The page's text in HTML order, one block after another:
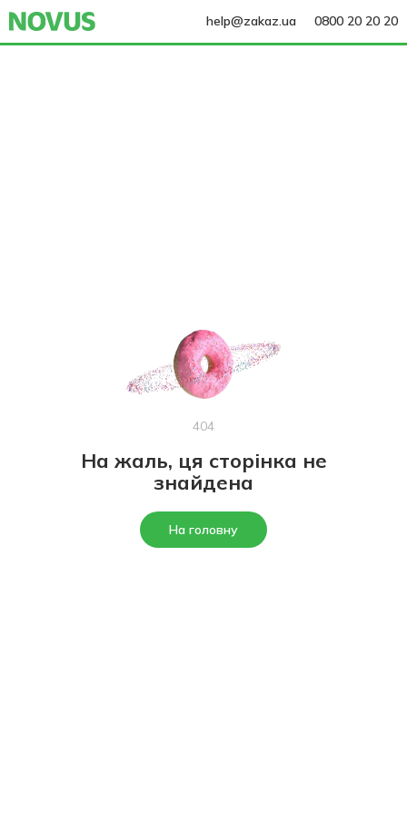
help@zakaz.ua 0800 20 20 20
404
На жаль, ця сторінка не
знайдена
На головну